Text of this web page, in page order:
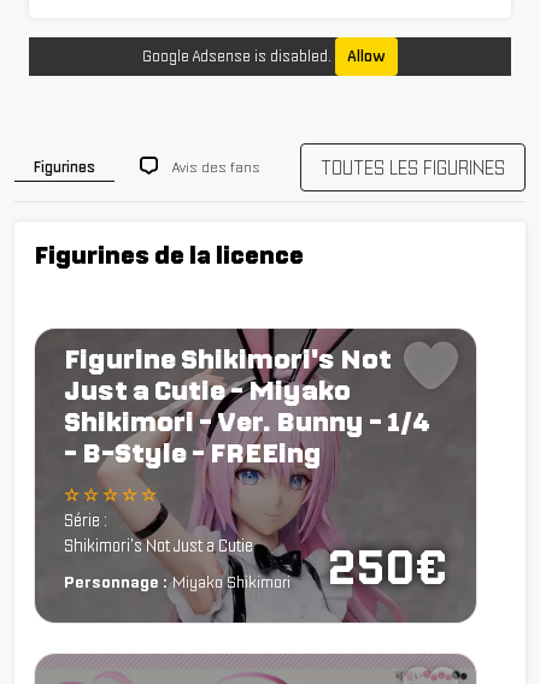
Google Adsense is disabled. Allow
Figurines Avis des fans TOUTES LES FIGURINES
Figurines de la licence
250€
Figurine Shikimori's Not
Just a Cutie - Miyako
Shikimori - Ver. Bunny - 1/4
- B-Style - FREEing
☆ ☆ ☆ ☆ ☆
Série :
Shikimori's Not Just a Cutie
Personnage : Miyako Shikimori